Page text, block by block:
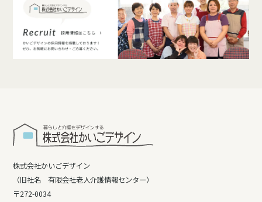
株式会社かいごデザイン
（旧社名 有限会社老人介護情報センター）
〒272-0034